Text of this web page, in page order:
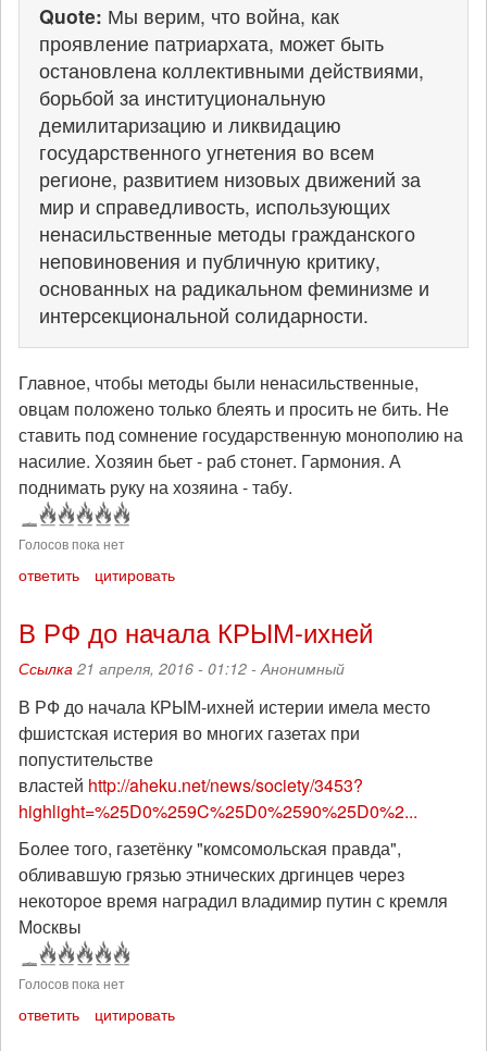
Quote: Мы верим, что война, как
проявление патриархата, может быть
остановлена коллективными действиями,
борьбой за институциональную
демилитаризацию и ликвидацию
государственного угнетения во всем
регионе, развитием низовых движений за
мир и справедливость, использующих
ненасильственные методы гражданского
неповиновения и публичную критику,
основанных на радикальном феминизме и
интерсекциональной солидарности.
Главное, чтобы методы были ненасильственные,
овцам положено только блеять и просить не бить. Не
ставить под сомнение государственную монополию на
насилие. Хозяин бьет - раб стонет. Гармония. А
поднимать руку на хозяина - табу.
Голосов пока нет
ответить цитировать
В РФ до начала КРЫМ-ихней
Ссылка 21 апреля, 2016 - 01:12 -Анонимный
В РФ до начала КРЫМ-ихней истерии имела место
фшистская истерия во многих газетах при
попустительстве
властей http://aheku.net/news/society/3453?
highlight=%25D0%259C%25D0%2590%25D0%2...
Более того, газетёнку "комсомольская правда",
обливавшую грязью этнических дргинцев через
некоторое время наградил владимир путин с кремля
Москвы
Голосов пока нет
ответить цитировать